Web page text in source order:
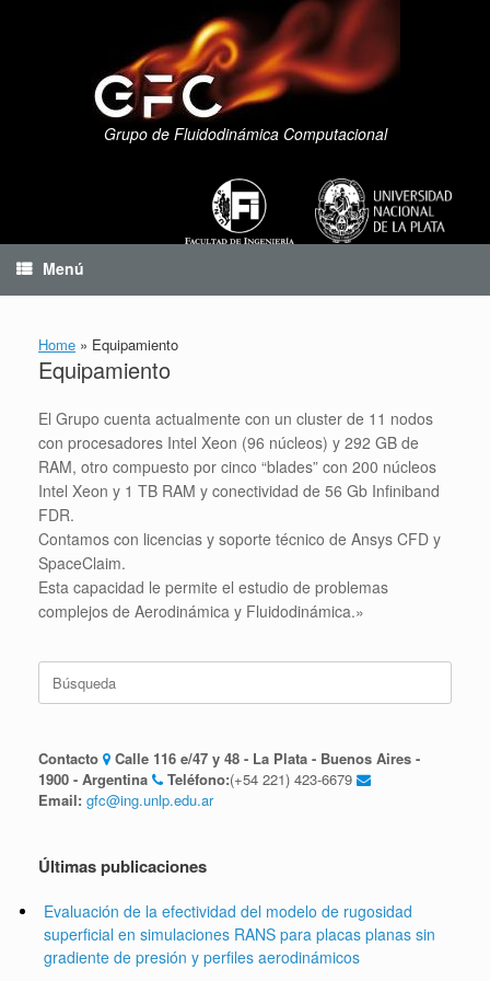
Grupo de Fluidodinámica Computacional
Menú
Home » Equipamiento
Equipamiento
El Grupo cuenta actualmente con un cluster de 11 nodos
con procesadores Intel Xeon (96 núcleos) y 292 GB de
RAM, otro compuesto por cinco “blades” con 200 núcleos
Intel Xeon y 1 TB RAM y conectividad de 56 Gb Infiniband
FDR.
Contamos con licencias y soporte técnico de Ansys CFD y
SpaceClaim.
Esta capacidad le permite el estudio de problemas
complejos de Aerodinámica y Fluidodinámica.»
Buscar:
Contacto
Calle 116 e/47 y 48 - La Plata - Buenos Aires -
1900 - Argentina
Teléfono:(+54 221) 423-6679
Email: gfc@ing.unlp.edu.ar
Últimas publicaciones
Evaluación de la efectividad del modelo de rugosidad
superficial en simulaciones RANS para placas planas sin
gradiente de presión y perfiles aerodinámicos